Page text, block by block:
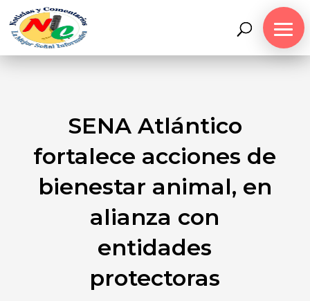
SENA Atlántico
fortalece acciones de
bienestar animal, en
alianza con
entidades
protectoras